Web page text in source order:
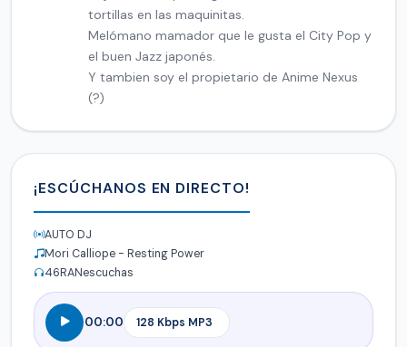
tortillas en las maquinitas.
Melómano mamador que le gusta el City Pop y
el buen Jazz japonés.
Y tambien soy el propietario de Anime Nexus
(?)
¡ESCÚCHANOS EN DIRECTO!
AUTO DJ
Mori Calliope - Resting Power
46RANescuchas
00:00